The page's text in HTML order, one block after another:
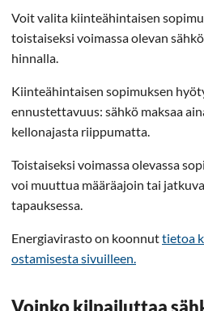
Voit valita kiinteähintaisen
toistaiseksi voimassa olevan
hinnalla.
Kiinteähintaisen sopimuksen
ennustettavuus: sähkö maksaa
kellonajasta riippumatta.
Toistaiseksi voimassa olevassa
voi muuttua määräajoin tai
tapauksessa.
Energiavirasto on koonnuttietoa
ostamisesta sivuilleen.
Voinko kilpailuttaa